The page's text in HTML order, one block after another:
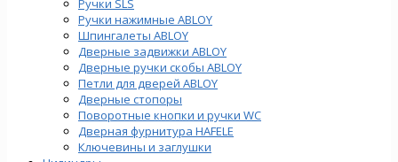
Ручки нажимные ABLOY
Шпингалеты ABLOY
Дверные задвижки ABLOY
Дверные ручки скобы ABLOY
Петли для дверей ABLOY
Дверные стопоры
Поворотные кнопки и ручки WC
Дверная фурнитура HAFELE
Ключевины и заглушки